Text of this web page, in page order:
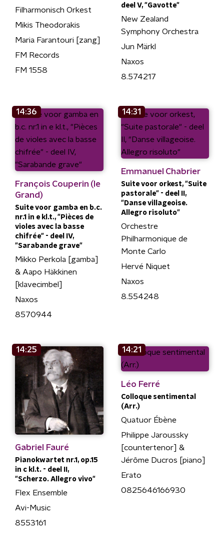
Filharmonisch Orkest
Mikis Theodorakis
Maria Farantouri [zang]
FM Records
FM 1558
deel V, "Gavotte"
New Zealand
Symphony Orchestra
Jun Märkl
Naxos
8.574217
14:36
François Couperin (le
Grand)
Suite voor gamba en b.c.
nr.1 in e kl.t., "Pièces de
violes avec la basse
chifrée" - deel IV,
"Sarabande grave"
Mikko Perkola [gamba]
& Aapo Häkkinen
[klavecimbel]
Naxos
8570944
14:31
Emmanuel Chabrier
Suite voor orkest, "Suite
pastorale" - deel II,
"Danse villageoise.
Allegro risoluto"
Orchestre
Philharmonique de
Monte Carlo
Hervé Niquet
Naxos
8.554248
14:25
Gabriel Fauré
Pianokwartet nr.1, op.15
in c kl.t. - deel II,
"Scherzo. Allegro vivo"
Flex Ensemble
Avi-Music
8553161
14:21
Léo Ferré
Colloque sentimental
(Arr.)
Quatuor Ébène
Philippe Jaroussky
[countertenor] &
Jérôme Ducros [piano]
Erato
0825646166930